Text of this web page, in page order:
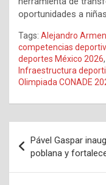
oportunidades a
Tags: Alejandro
competencias
deportes México 2026,
Infraestructura
Olimpiada CONADE
de
entradas
Pável Gaspar
poblana y